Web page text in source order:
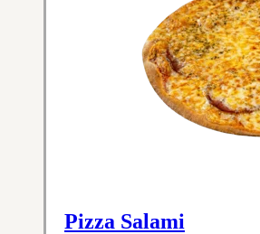
Pizza Salami